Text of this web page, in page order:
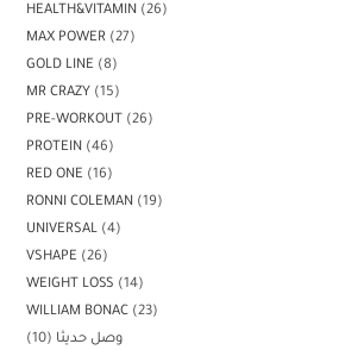
HEALTH&VITAMIN
26
MAX POWER
27
GOLD LINE
8
MR CRAZY
15
PRE-WORKOUT
26
PROTEIN
46
RED ONE
16
RONNI COLEMAN
19
UNIVERSAL
4
VSHAPE
26
WEIGHT LOSS
14
WILLIAM BONAC
23
وصل حديثا
10